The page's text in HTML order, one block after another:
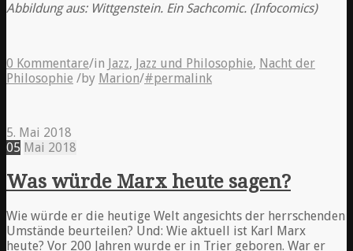
Abbildung aus: Wittgenstein. Ein Sachcomic. (Infocomics)
0 Kommentare/in Jazz, Jazz und Philosophie, Nacht der
Philosophie /by Marion/#permalink
5. Mai 2018
05 Mai 2018
Was würde Marx heute sagen?
Wie würde er die heutige Welt angesichts der herrschenden
Umstände beurteilen? Und: Wie aktuell ist Karl Marx
heute? Vor 200 Jahren wurde er in Trier geboren. War er